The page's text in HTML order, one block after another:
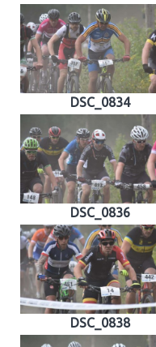
DSC_0834
DSC_0836
DSC_0838